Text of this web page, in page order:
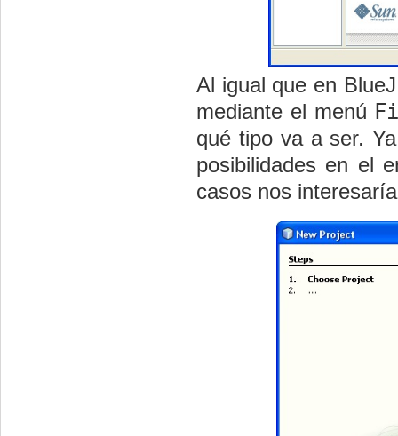
Al igual que en
mediante el menú
qué tipo va a ser.
posibilidades en el
casos nos